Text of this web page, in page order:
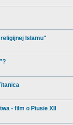
Islamu"
- film o Piusie XII